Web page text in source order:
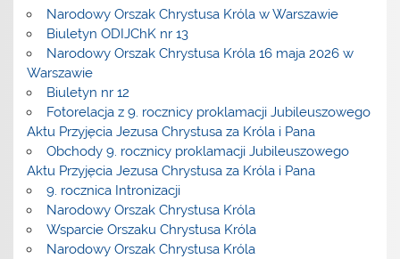
Narodowy Orszak Chrystusa Króla w Warszawie
Biuletyn ODIJChK nr 13
Narodowy Orszak Chrystusa Króla 16 maja 2026 w
Warszawie
Biuletyn nr 12
Fotorelacja z 9. rocznicy proklamacji Jubileuszowego
Aktu Przyjęcia Jezusa Chrystusa za Króla i Pana
Obchody 9. rocznicy proklamacji Jubileuszowego
Aktu Przyjęcia Jezusa Chrystusa za Króla i Pana
9. rocznica Intronizacji
Narodowy Orszak Chrystusa Króla
Wsparcie Orszaku Chrystusa Króla
Narodowy Orszak Chrystusa Króla